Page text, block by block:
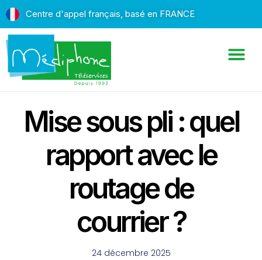
Centre d'appel français, basé en FRANCE
Mise sous pli : quel
rapport avec le
routage de
courrier ?
24 décembre 2025